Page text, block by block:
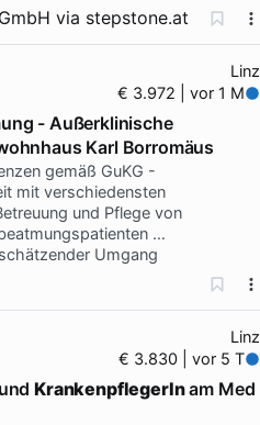
via stepstone.at
Linz
€ 3.972 | vor 1 M
- Außerklinische
Karl Borromäus
gemäß GuKG -
mit verschiedensten
und Pflege von
…
Umgang
Linz
€ 3.830 | vor 5 T
KrankenpflegerInam Med